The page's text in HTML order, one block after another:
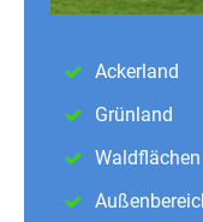
Ackerland
Grünland
Waldflächen